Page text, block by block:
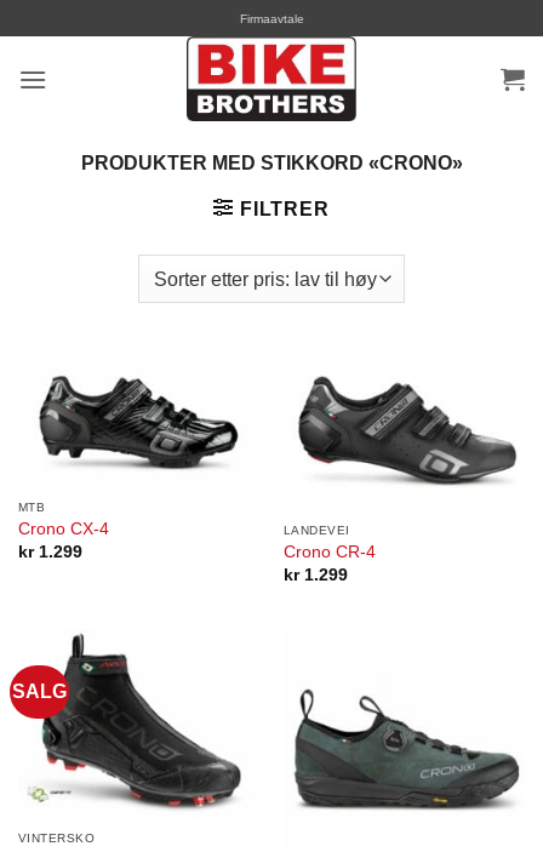
content
Firmaavtale
PRODUKTER MED STIKKORD «CRONO»
FILTRER
MTB
Crono CX-4
kr1.299
LANDEVEI
Crono CR-4
kr1.299
SALG
VINTERSKO